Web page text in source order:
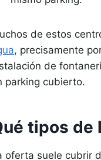
de estos
, precisamente
de
parking cubierto.
tipos de
oferta suele cubrir